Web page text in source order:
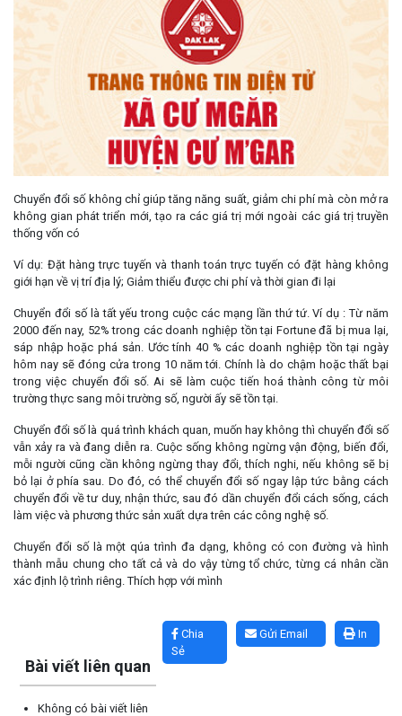
Chuyển đổi số không chỉ giúp tăng năng suất, giảm chi phí mà còn mở ra
không gian phát triển mới, tạo ra các giá trị mới ngoài các giá trị truyền
thống vốn có
Ví dụ: Đặt hàng trực tuyến và thanh toán trực tuyến có đặt hàng không
giới hạn về vị trí địa lý; Giảm thiểu được chi phí và thời gian đi lại
Chuyển đổi số là tất yếu trong cuộc các mạng lần thứ tứ. Ví dụ : Từ năm
2000 đến nay, 52% trong các doanh nghiệp tồn tại Fortune đã bị mua lại,
sáp nhập hoặc phá sản. Ước tính 40 % các doanh nghiệp tồn tại ngày
hôm nay sẽ đóng cửa trong 10 năm tới. Chính là do chậm hoặc thất bại
trong việc chuyển đổi số. Ai sẽ làm cuộc tiến hoá thành công từ môi
trường thực sang môi trường số, người ấy sẽ tồn tại.
Chuyển đổi số là quá trình khách quan, muốn hay không thì chuyển đổi số
vẫn xảy ra và đang diễn ra. Cuộc sống không ngừng vận động, biến đổi,
mỗi người cũng cần không ngừng thay đổi, thích nghi, nếu không sẽ bị
bỏ lại ở phía sau. Do đó, có thể chuyển đổi số ngay lập tức bằng cách
chuyển đổi về tư duy, nhận thức, sau đó dần chuyển đổi cách sống, cách
làm việc và phương thức sản xuất dựa trên các công nghệ số.
Chuyển đổi số là một qúa trình đa dạng, không có con đường và hình
thành mẫu chung cho tất cả và do vậy từng tổ chức, từng cá nhân cần
xác định lộ trình riêng. Thích hợp với mình
In
Gửi Email
Chia
Sẻ
Bài viết liên quan
Không có bài viết liên